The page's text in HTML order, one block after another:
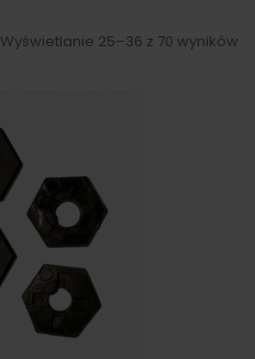
Wyświetlanie 25–36 z 70 wyników